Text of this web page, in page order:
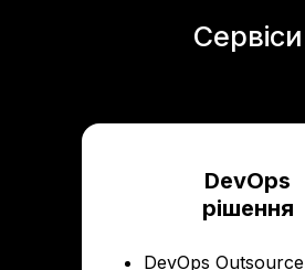
Сервіси
DevOps
рішення
DevOps Outsource